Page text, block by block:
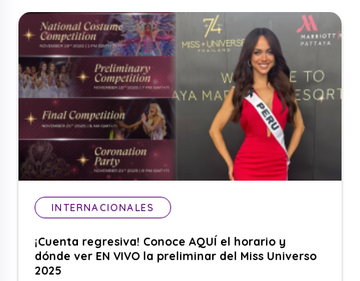
INTERNACIONALES
¡Cuenta regresiva! Conoce AQUÍ el horario y
dónde ver EN VIVO la preliminar del Miss Universo
2025